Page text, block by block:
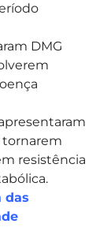
DMG
tornarem
resistência
das